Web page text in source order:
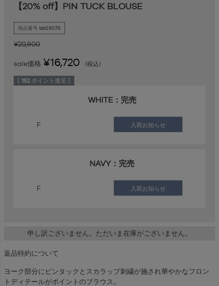
【20% off】PIN TUCK BLOUSE
商品番号 bb03070
¥20,900
sale価格 ¥16,720 税込
[ 152 ポイント進呈 ]
WHITE：完売
F 入荷お知らせ
NAVY：完売
F 入荷お知らせ
申し訳ございません。ただいま在庫がございません。
返品特約について
ヨーク部分にピンタックとスカラップ刺繍が施され華やかなフロン
トディテールがポイントのブラウス。